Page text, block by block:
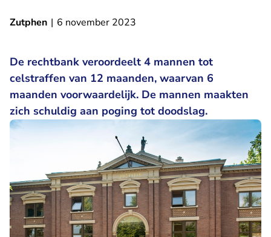
Zutphen | 6 november 2023
De rechtbank veroordeelt 4 mannen tot
celstraffen van 12 maanden, waarvan 6
maanden voorwaardelijk. De mannen maakten
zich schuldig aan poging tot doodslag.